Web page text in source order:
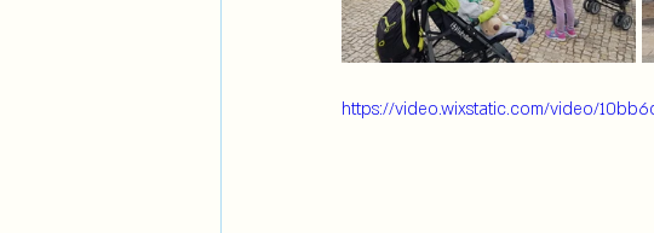
https://video.wixstatic.com/video/